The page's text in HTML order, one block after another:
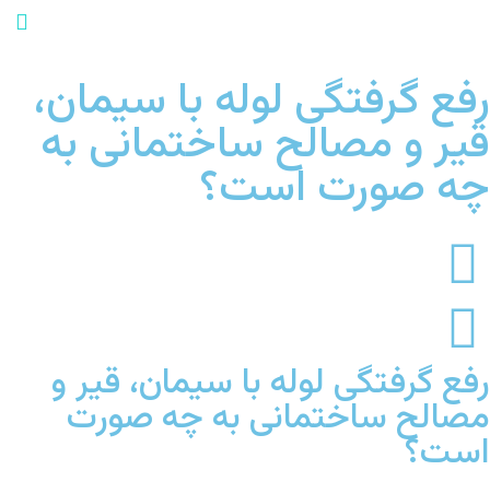
رفع گرفتگی لوله با سیمان،
قیر و مصالح ساختمانی به
چه صورت است؟
رفع گرفتگی لوله با سیمان، قیر و
مصالح ساختمانی به چه صورت
است؟